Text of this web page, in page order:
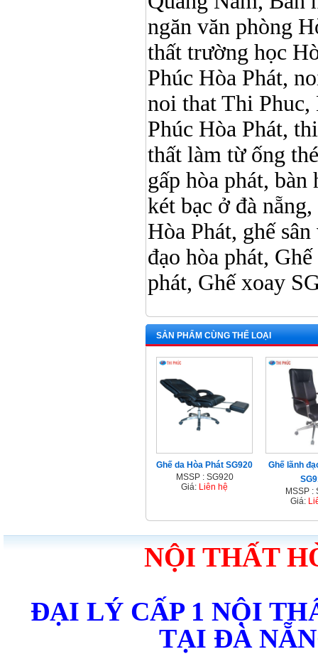
ngăn văn phòng
thất trường học
Phúc Hòa Phát,
noi that Thi
Phúc Hòa Phát,
thất làm từ ống
gấp hòa phát, bàn
két bạc ở đà
Hòa Phát, ghế
đạo hòa phát,
phát, Ghế xoay
SẢN PHẨM CÙNG THỂ LOẠI
Ghế da Hòa Phát SG920
MSSP : SG920
Giá: Liên hệ
Ghế lãnh
MSSP :
Giá:
NỘI THẤT
ĐẠI LÝ CẤP 1 NỘI
TẠI ĐÀ